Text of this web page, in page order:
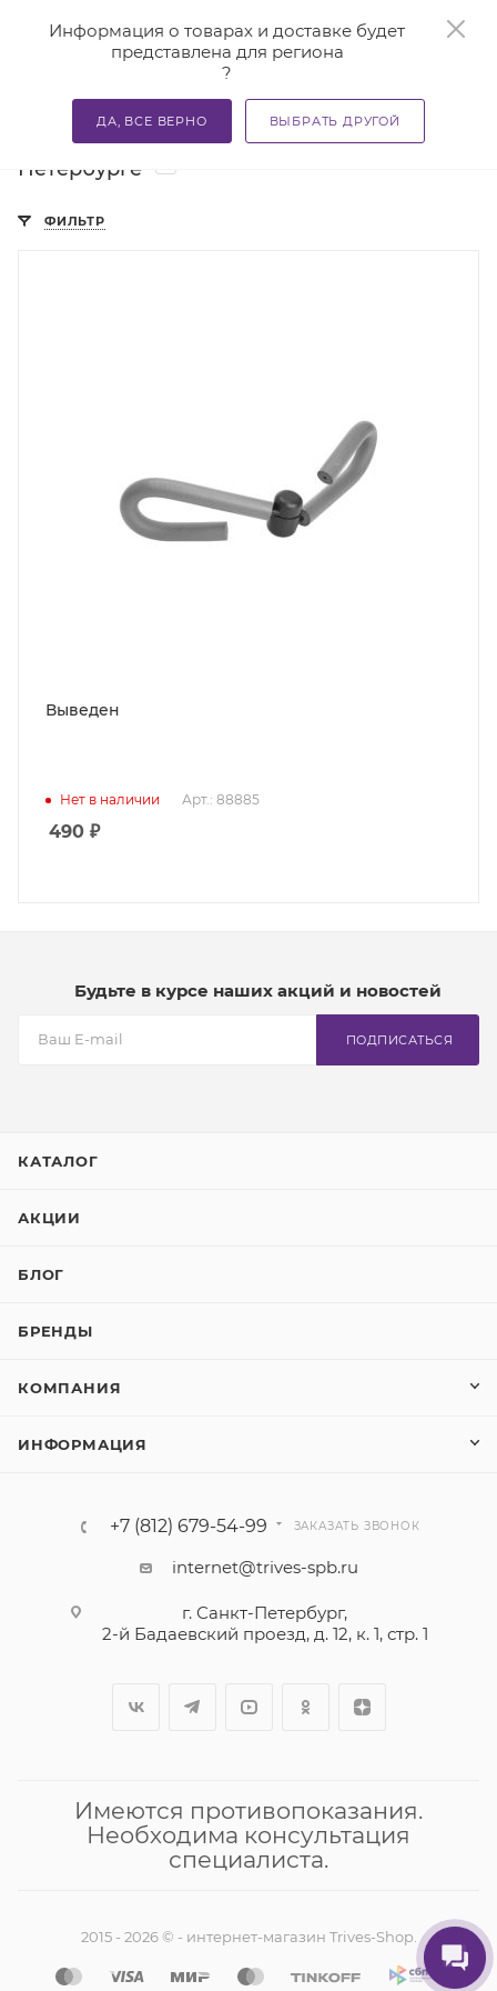
Информация о товарах и доставке будет
представлена для региона
?
ДА, ВСЕ ВЕРНО ВЫБРАТЬ ДРУГОЙ
Главная — Каталог — Разное — Товары для спорта и
Товары для спорта и фитнеса в Санкт-
Петербурге
ФИЛЬТР
Выведен
Нет в наличии Арт.: 88885
490 ₽
Будьте в курсе наших акций и новостей
ПОДПИСАТЬСЯ
КАТАЛОГ
АКЦИИ
БЛОГ
БРЕНДЫ
КОМПАНИЯ
ИНФОРМАЦИЯ
+7 (812) 679-54-99 ЗАКАЗАТЬ ЗВОНОК
internet@trives-spb.ru
г. Санкт-Петербург,
2-й Бадаевский проезд, д. 12, к. 1, стр. 1
Имеются противопоказания.
Необходима консультация
специалиста.
2015 - 2026 © - интернет-магазин Trives-Shop.